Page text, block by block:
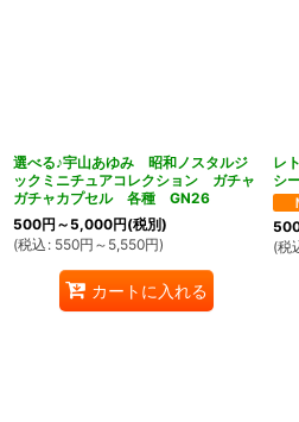
選べる♪宇山あゆみ 昭和ノスタルジ
ックミニチュアコレクション ガチャ
ガチャカプセル 各種 GN26
500円 ～5,000円(税別)
(税込 : 550円 ～5,550円)
カートに入れる
レ
シ
(税